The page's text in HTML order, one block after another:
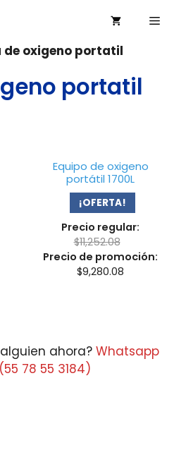
de oxigeno portatil
portatil
Equipo de oxigeno
portátil 1700L
¡OFERTA!
Precio regular:
$11,252.08
Precio de promoción:
$9,280.08
ahora? Whatsapp
(55 78 55 3184)